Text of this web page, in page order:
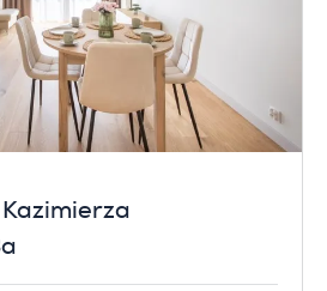
Kazimierza